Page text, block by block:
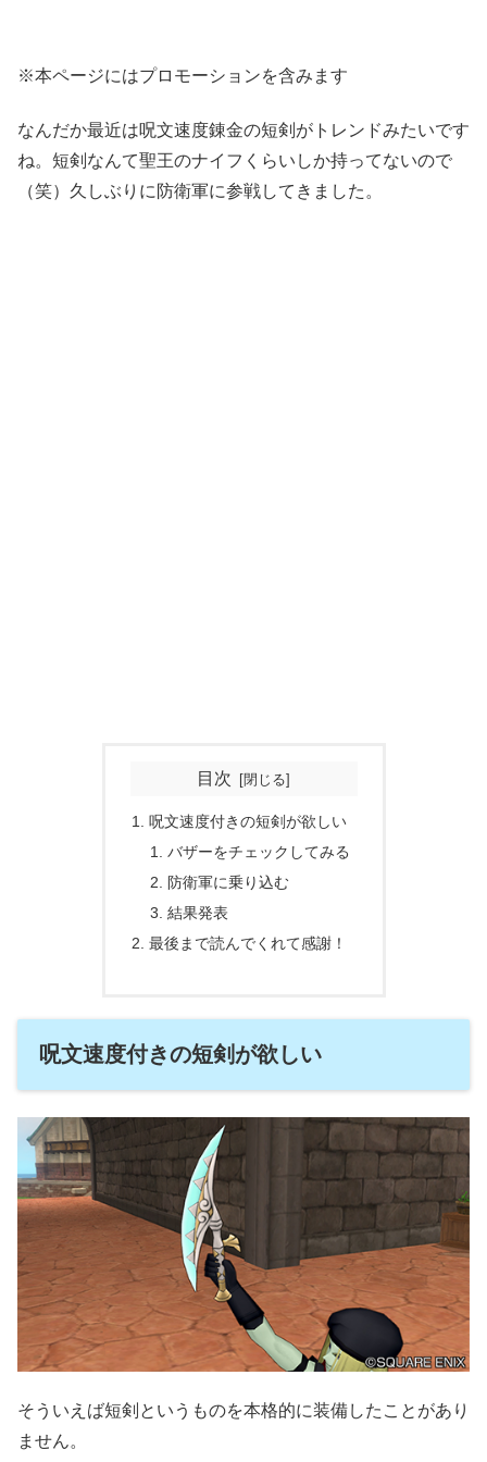
※本ページにはプロモーションを含みます
なんだか最近は呪文速度錬金の短剣がトレンドみたいです
ね。短剣なんて聖王のナイフくらいしか持ってないので
（笑）久しぶりに防衛軍に参戦してきました。
目次
呪文速度付きの短剣が欲しい
バザーをチェックしてみる
防衛軍に乗り込む
結果発表
最後まで読んでくれて感謝！
呪文速度付きの短剣が欲しい
そういえば短剣というものを本格的に装備したことがあり
ません。